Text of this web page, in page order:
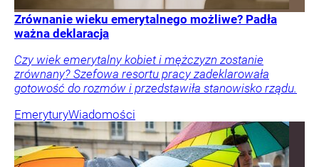
Zrównanie wieku emerytalnego możliwe? Padła
ważna deklaracja
Czy wiek emerytalny kobiet i mężczyzn zostanie
zrównany? Szefowa resortu pracy zadeklarowała
gotowość do rozmów i przedstawiła stanowisko rządu.
EmeryturyWiadomości